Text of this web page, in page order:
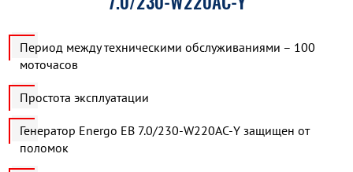
Период между техническими обслуживаниями – 100
моточасов
Простота эксплуатации
Генератор Energo EB 7.0/230-W220АC-Y защищен от
поломок